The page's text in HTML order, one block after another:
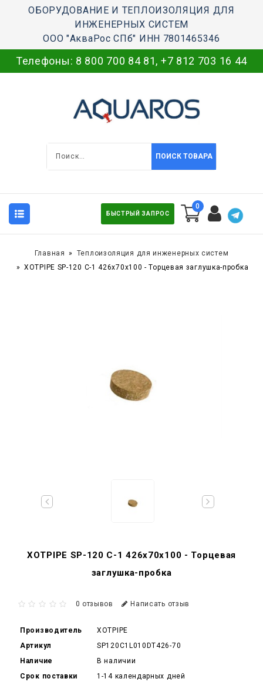
ОБОРУДОВАНИЕ И ТЕПЛОИЗОЛЯЦИЯ ДЛЯ
ИНЖЕНЕРНЫХ СИСТЕМ
ООО "АкваРос СПб" ИНН 7801465346
Телефоны: 8 800 700 84 81, +7 812 703 16 44
ПОИСК ТОВАРА
БЫСТРЫЙ ЗАПРОС
0
Главная
Теплоизоляция для инженерных систем
XOTPIPE SP-120 C-1 426x70x100 - Торцевая заглушка-пробка
XOTPIPE SP-120 C-1 426x70x100 - Торцевая
заглушка-пробка
0 отзывов Написать отзыв
Производитель
XOTPIPE
Артикул
SP120C1L010DT426-70
Наличие
В наличии
Срок поставки
1-14 календарных дней